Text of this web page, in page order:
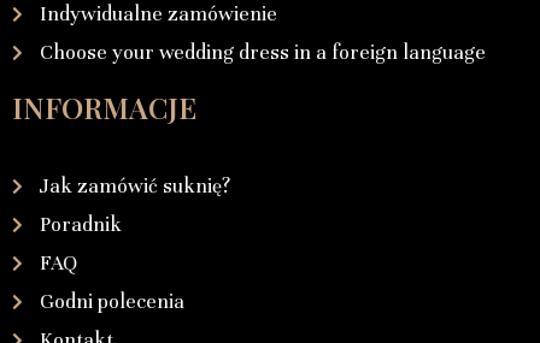
Indywidualne zamówienie
Choose your wedding dress in a foreign language
INFORMACJE
Jak zamówić suknię?
Poradnik
FAQ
Godni polecenia